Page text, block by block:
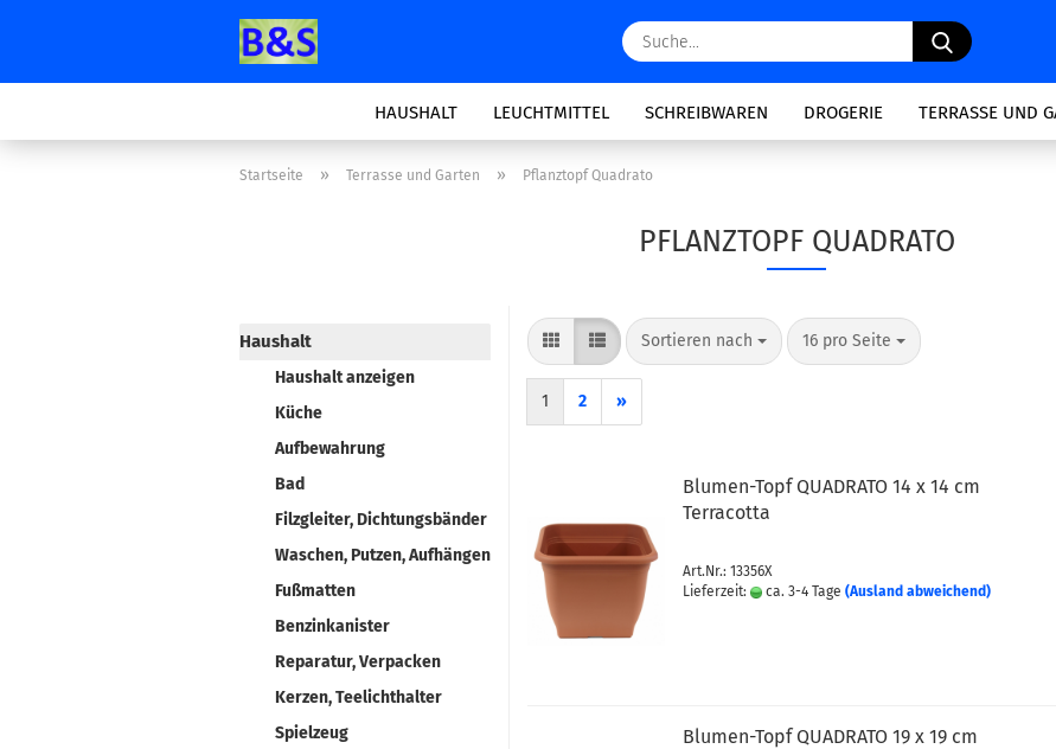
Suche...
HAUSHALT LEUCHTMITTEL SCHREIBWAREN DROGERIE TERRASSE UND
Startseite » Terrasse und Garten » Pflanztopf Quadrato
PFLANZTOPF QUADRATO
Haushalt
Haushalt anzeigen
Küche
Aufbewahrung
Bad
Filzgleiter, Dichtungsbänder
Waschen, Putzen, Aufhängen
Fußmatten
Benzinkanister
Reparatur, Verpacken
Kerzen, Teelichthalter
Spielzeug
Sortieren nach
Sortieren nach 16 pro Seite
pro Seite
1 2 »
Blumen-Topf QUADRATO 14 x 14 cm
Terracotta
Art.Nr.: 13356X
Lieferzeit:
ca. 3-4 Tage (Ausland abweichend)
Blumen-Topf QUADRATO 19 x 19 cm